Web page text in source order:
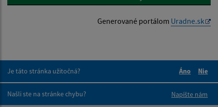
Generované portálom Uradne.sk
Je táto stránka užitočná?
Áno
Nie
Našli ste na stránke chybu?
Napíšte nám